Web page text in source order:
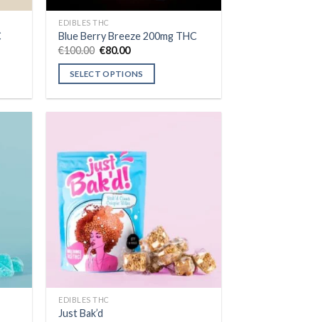
EDIBLES THC
Blue Berry Breeze 200mg THC
€100.00 Original
was:
€100.00.
€80.00Current
is:
€80.00.
SELECT OPTIONS
variants.
The
options
may
be
chosen
on
the
product
page
Add to wishlist
EDIBLES THC
Just Bak’d